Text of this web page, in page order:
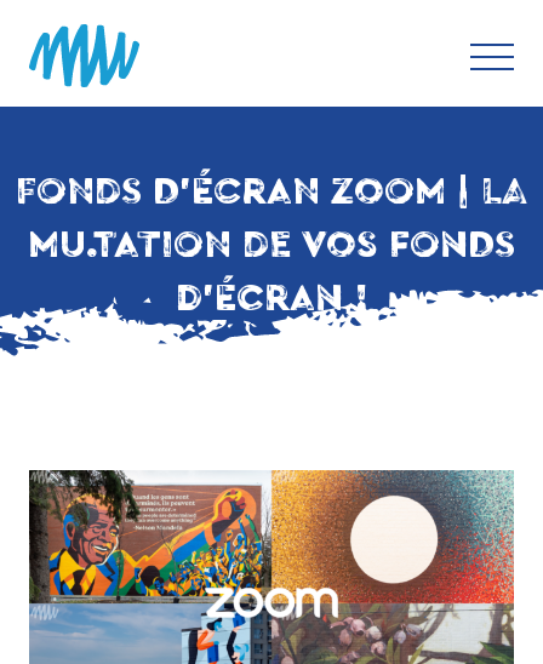
FONDS D’ÉCRAN ZOOM | LA
MU.TATION DE VOS FONDS
D’ÉCRAN !